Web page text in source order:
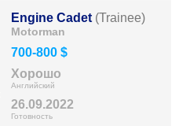
Engine Cadet (Trainee)
Motorman
700-800 $
Хорошо
Английский
26.09.2022
Готовность